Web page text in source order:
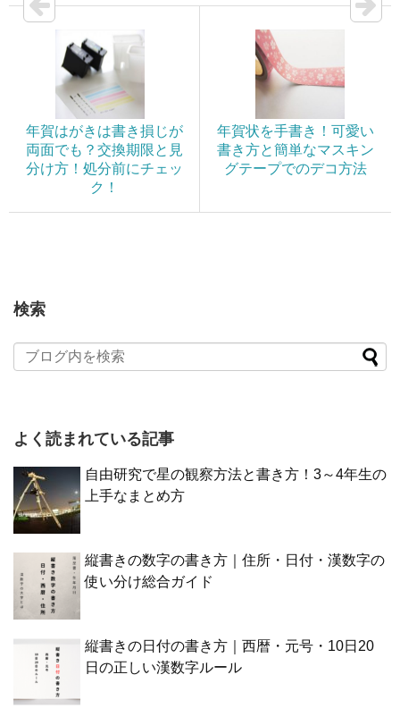
年賀はがきは書き損じが
両面でも？交換期限と見
分け方！処分前にチェッ
ク！
年賀状を手書き！可愛い
書き方と簡単なマスキン
グテープでのデコ方法
検索
よく読まれている記事
自由研究で星の観察方法と書き方！3～4年生の
上手なまとめ方
縦書きの数字の書き方｜住所・日付・漢数字の
使い分け総合ガイド
縦書きの日付の書き方｜西暦・元号・10日20
日の正しい漢数字ルール